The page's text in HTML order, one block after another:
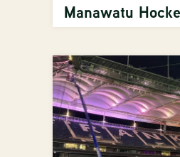
Manawatu